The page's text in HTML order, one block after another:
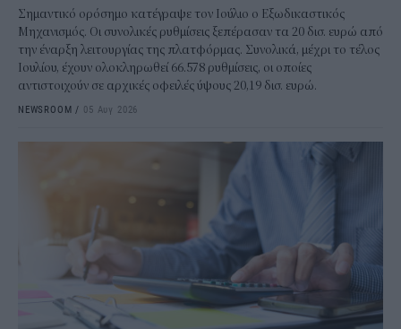
Σημαντικό ορόσημο κατέγραψε τον Ιούλιο ο Εξωδικαστικός
Μηχανισμός. Οι συνολικές ρυθμίσεις ξεπέρασαν τα 20 δισ. ευρώ από
την έναρξη λειτουργίας της πλατφόρμας. Συνολικά, μέχρι το τέλος
Ιουλίου, έχουν ολοκληρωθεί 66.578 ρυθμίσεις, οι οποίες
αντιστοιχούν σε αρχικές οφειλές ύψους 20,19 δισ. ευρώ.
NEWSROOM / 05 Αυγ 2026